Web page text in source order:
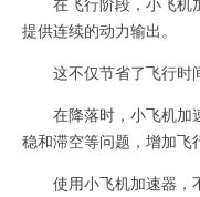
提供连续的动力输出。
这不仅节省了飞行时间
在降落时，小飞机加
稳和滞空等问题，增加飞
使用小飞机加速器，